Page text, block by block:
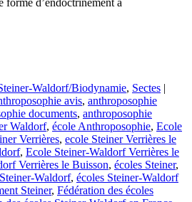
forme d’endoctrinement à
Waldorf/Biodynamie, Sectes |
avis, anthroposophie
documents, anthroposophie
Waldorf, école Anthroposophie, Ecole
Verrières, ecole Steiner Verrières le
, Ecole Steiner-Waldorf Verrières le
Verrières le Buisson, écoles Steiner,
Waldorf, écoles Steiner-Waldorf
Steiner, Fédération des écoles